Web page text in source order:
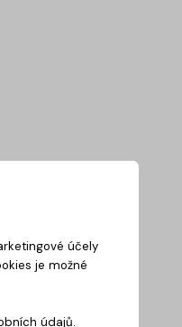
účely
je možné
údajů.